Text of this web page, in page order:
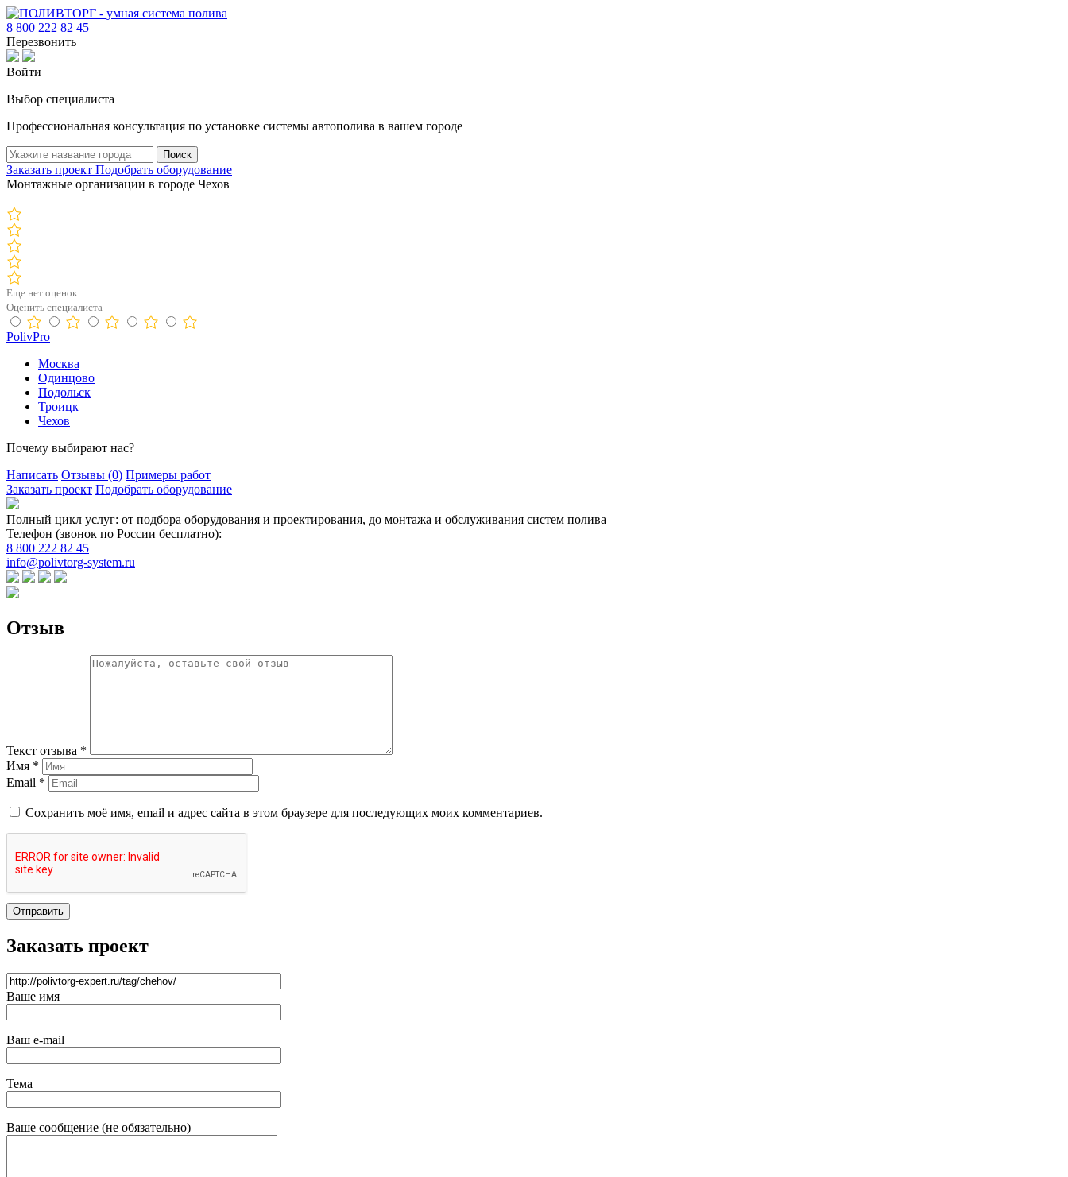
8 800 222 82 45
Перезвонить
Войти
Выбор специалиста
Профессиональная консультация по установке системы автополива в вашем городе
Поиск
Заказать проект Подобрать оборудование
Монтажные организации в городе Чехов
Еще нет оценок
Оценить специалиста
PolivPro
Москва
Одинцово
Подольск
Троицк
Чехов
Почему выбирают нас?
Написать Отзывы (0) Примеры работ
Заказать проект Подобрать оборудование
Полный цикл услуг: от подбора оборудования и проектирования, до монтажа и обслуживания систем полива
Телефон (звонок по России бесплатно):
8 800 222 82 45
info@polivtorg-system.ru
Отзыв
Текст отзыва *
Имя *
Email *
Сохранить моё имя, email и адрес сайта в этом браузере для последующих моих комментариев.
Отправить
Заказать проект
Ваше имя
Ваш e-mail
Тема
Ваше сообщение (не обязательно)